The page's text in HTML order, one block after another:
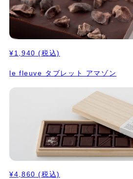
¥1,940 (税込)
le fleuve タブレット アマゾン
¥4,860 (税込)